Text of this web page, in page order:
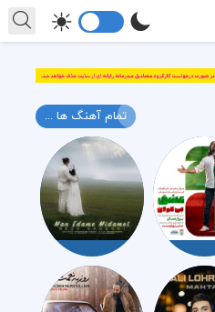
تمام آهنگ ها ...